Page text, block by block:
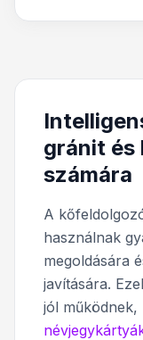
gránit és
számára
A
használnak
megoldására
javítására.
jól működnek,